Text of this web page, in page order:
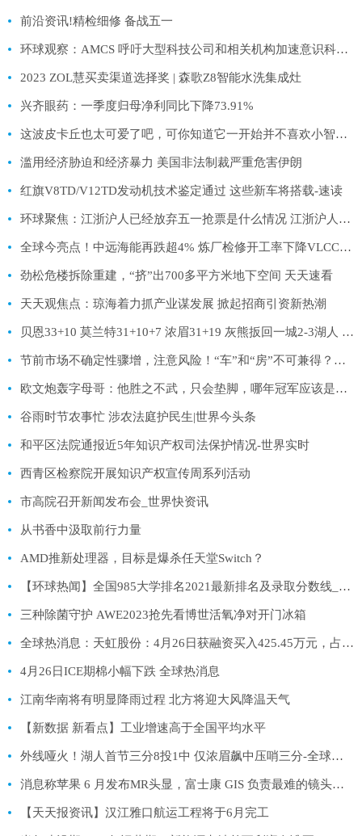
前沿资讯!精检细修 备战五一
环球观察：AMCS 呼吁大型科技公司和相关机构加速意识科学领域的研究
2023 ZOL慧买卖渠道选择奖 | 森歌Z8智能水洗集成灶
兴齐眼药：一季度归母净利同比下降73.91%
这波皮卡丘也太可爱了吧，可你知道它一开始并不喜欢小智吗 微头条
滥用经济胁迫和经济暴力 美国非法制裁严重危害伊朗
红旗V8TD/V12TD发动机技术鉴定通过 这些新车将搭载-速读
环球聚焦：江浙沪人已经放弃五一抢票是什么情况 江浙沪人已经放弃五一抢票具体来龙去脉是怎么样
全球今亮点！中远海能再跌超4% 炼厂检修开工率下降VLCC运价有所回落
劲松危楼拆除重建，“挤”出700多平方米地下空间 天天速看
天天观焦点：琼海着力抓产业谋发展 掀起招商引资新热潮
贝恩33+10 莫兰特31+10+7 浓眉31+19 灰熊扳回一城2-3湖人 全球热点评
节前市场不确定性骤增，注意风险！“车”和“房”不可兼得？不动产统一登记来了，2类标的受益
欧文炮轰字母哥：他胜之不武，只会垫脚，哪年冠军应该是我们的|天天热资讯
谷雨时节农事忙 涉农法庭护民生|世界今头条
和平区法院通报近5年知识产权司法保护情况-世界实时
西青区检察院开展知识产权宣传周系列活动
市高院召开新闻发布会_世界快资讯
从书香中汲取前行力量
AMD推新处理器，目标是爆杀任天堂Switch？
【环球热闻】全国985大学排名2021最新排名及录取分数线_校友会、软科、QS
三种除菌守护 AWE2023抢先看博世活氧净对开门冰箱
全球热消息：天虹股份：4月26日获融资买入425.45万元，占当日流入资金比例16.26%
4月26日ICE期棉小幅下跌 全球热消息
江南华南将有明显降雨过程 北方将迎大风降温天气
【新数据 新看点】工业增速高于全国平均水平
外线哑火！湖人首节三分8投1中 仅浓眉飙中压哨三分-全球聚看点
消息称苹果 6 月发布MR头显，富士康 GIS 负责最难的镜头贴合业务|天天微资讯
【天天报资讯】汉江雅口航运工程将于6月完工